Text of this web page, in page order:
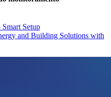
Setup
and Building Solutions with